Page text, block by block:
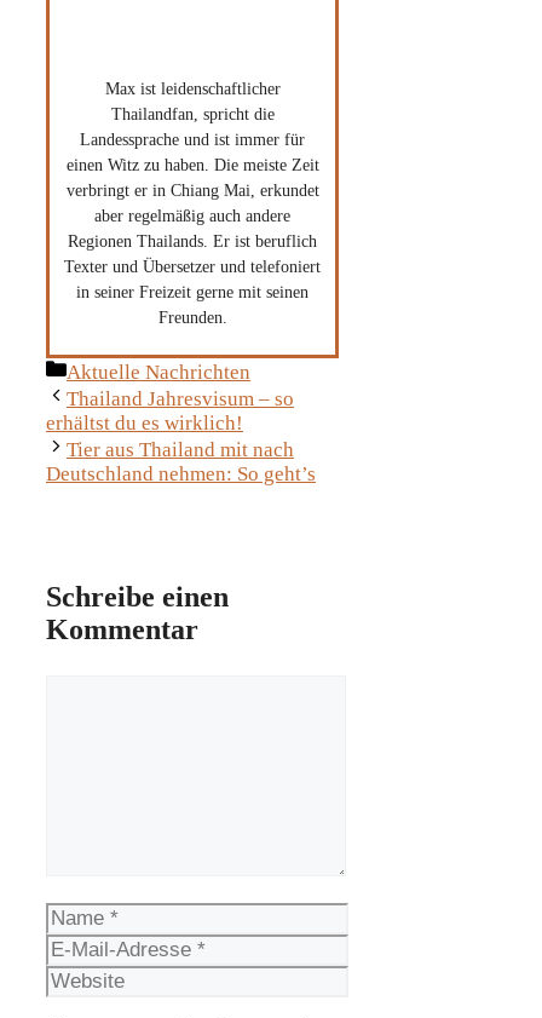
Max ist leidenschaftlicher
Thailandfan, spricht die
Landessprache und ist immer für
einen Witz zu haben. Die meiste Zeit
verbringt er in Chiang Mai, erkundet
aber regelmäßig auch andere
Regionen Thailands. Er ist beruflich
Texter und Übersetzer und telefoniert
in seiner Freizeit gerne mit seinen
Freunden.
Kategorien
Aktuelle Nachrichten
Thailand Jahresvisum – so
erhältst du es wirklich!
Tier aus Thailand mit nach
Deutschland nehmen: So geht’s
Schreibe einen
Kommentar
Name
E-
Mail-
Adresse
Website